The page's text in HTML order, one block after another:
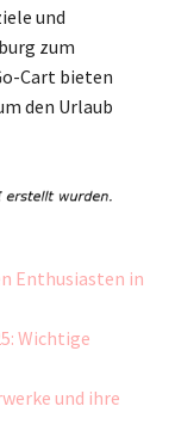
und
zum
Cart bieten
den Urlaub
Enthusiasten in
Wichtige
und ihre